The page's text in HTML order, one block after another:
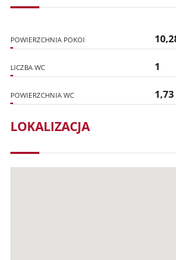
POWIERZCHNIA POKOI
LICZBA WC 1
POWIERZCHNIA WC
LOKALIZACJA